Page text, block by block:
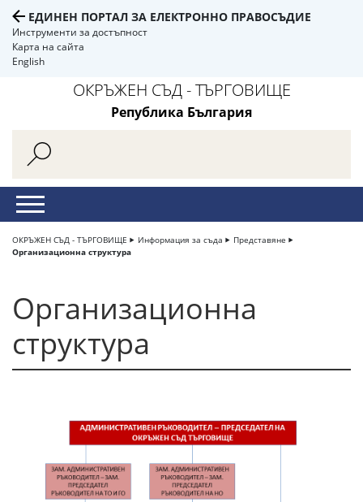
ЕДИНЕН ПОРТАЛ ЗА ЕЛЕКТРОННО ПРАВОСЪДИЕ
Инструменти за достъпност
Карта на сайта
English
ОКРЪЖЕН СЪД - ТЪРГОВИЩЕ
Република България
ОКРЪЖЕН СЪД - ТЪРГОВИЩЕ Информация за съда
Представяне
Организационна структура
Организационна
структура